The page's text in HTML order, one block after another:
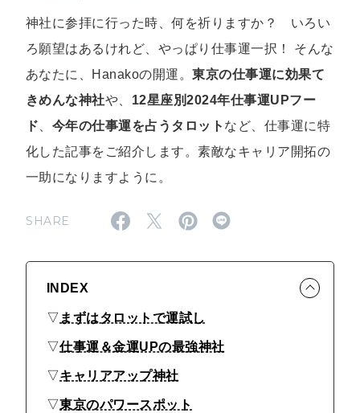
神社に参拝に行った時、何を祈りますか？ いろい
ろ願望はあるけれど、やっぱり仕事運一択！ そんな
あなたに、Hanakoの開運。東京の仕事運に効果て
きめんな神社や、 12星座別2024年仕事運UPフー
ド
今年の仕事運を占うタロット など、仕事運に特
化した記事をご紹介します。素敵なキャリア開拓の
一助になりますように。
SHARE
INDEX
▽ まずはタロットで運試し
▽仕事運＆金運UPの最強神社
▽キャリアアップ神社
▽東京のパワースポット